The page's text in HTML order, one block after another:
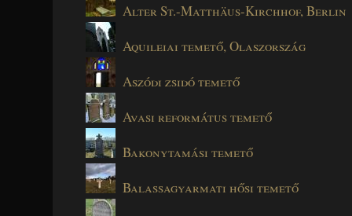
Alter St.-Matthäus-Kirchhof, Berlin
Aquileiai temető, Olaszország
Aszódi zsidó temető
Avasi református temető
Bakonytamási temető
Balassagyarmati hősi temető